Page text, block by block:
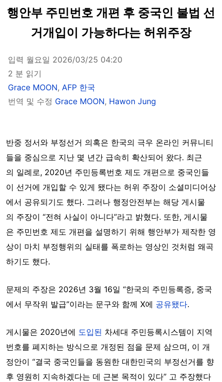
행안부 주민번호 개편 후 중국인 불법 선
거개입이 가능하다는 허위주장
입력 월요일 2026/03/25 04:20
2 분 읽기
Grace MOON, AFP 한국
번역 및 수정 Grace MOON, Hawon Jung
반중 정서와 부정선거 의혹은 한국의 극우 온라인 커뮤니티
들을 중심으로 지난 몇 년간 급속히 확산되어 왔다. 최근
의 일례로, 2020년 주민등록번호 제도 개편으로 중국인들
이 선거에 개입할 수 있게 됐다는 허위 주장이 소셜미디어상
에서 공유되기도 했다. 그러나 행정안전부는 해당 게시물
의 주장이 “전혀 사실이 아니다”라고 밝혔다. 또한, 게시물
은 주민번호 제도 개편을 설명하기 위해 행안부가 제작한 영
상이 마치 부정행위의 실태를 폭로하는 영상인 것처럼 왜곡
하기도 했다.
문제의 주장은 2026년 3월 16일 “한국의 주민등록증, 중국
에서 무작위 발급”이라는 문구와 함께 X에 공유됐다.
게시물은 2020년에 도입된 차세대 주민등록시스템이 지역
번호를 폐지하는 방식으로 개정된 점을 문제 삼으며, 이 개
정안이 “결국 중국인들을 동원한 대한민국의 부정선거를 향
후 영원히 지속하겠다는 데 근본 목적이 있다” 고 주장했다